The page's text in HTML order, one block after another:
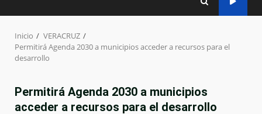
Inicio
VERACRUZ
Permitirá Agenda 2030 a municipios acceder a recursos para el
desarrollo
Permitirá Agenda 2030 a municipios
acceder a recursos para el desarrollo